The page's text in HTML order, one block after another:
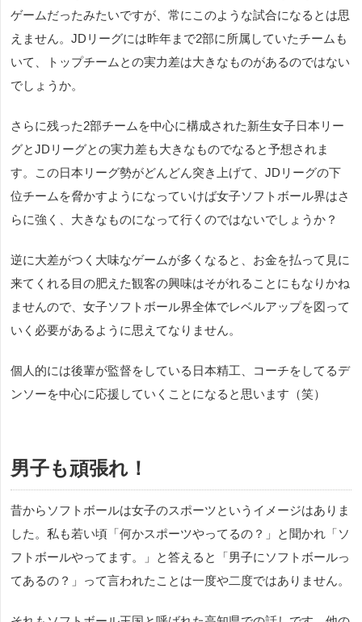
ゲームだったみたいですが、常にこのような試合になるとは思
えません。JDリーグには昨年まで2部に所属していたチームも
いて、トップチームとの実力差は大きなものがあるのではない
でしょうか。
さらに残った2部チームを中心に構成された新生女子日本リー
グとJDリーグとの実力差も大きなものでなると予想されま
す。この日本リーグ勢がどんどん突き上げて、JDリーグの下
位チームを脅かすようになっていけば女子ソフトボール界はさ
らに強く、大きなものになって行くのではないでしょうか？
逆に大差がつく大味なゲームが多くなると、お金を払って見に
来てくれる目の肥えた観客の興味はそがれることにもなりかね
ませんので、女子ソフトボール界全体でレベルアップを図って
いく必要があるように思えてなりません。
個人的には後輩が監督をしている日本精工、コーチをしてるデ
ンソーを中心に応援していくことになると思います（笑）
男子も頑張れ！
昔からソフトボールは女子のスポーツというイメージはありま
した。私も若い頃「何かスポーツやってるの？」と聞かれ「ソ
フトボールやってます。」と答えると「男子にソフトボールっ
てあるの？」って言われたことは一度や二度ではありません。